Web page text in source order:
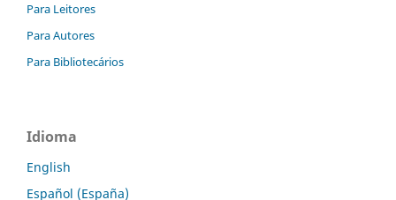
Para Leitores
Para Autores
Para Bibliotecários
Idioma
English
Español (España)